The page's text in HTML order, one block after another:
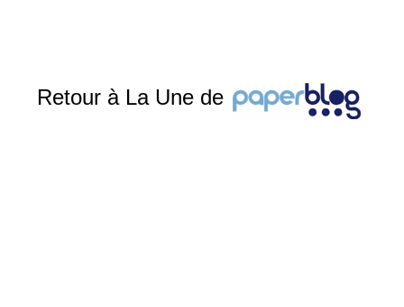
Retour à La Une de